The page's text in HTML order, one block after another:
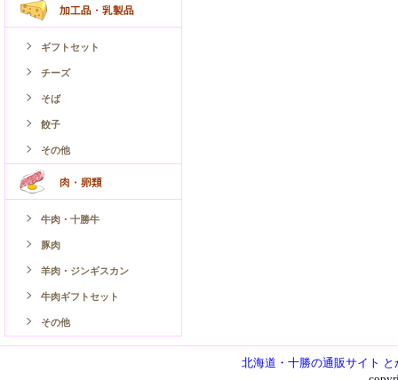
ギフトセット
チーズ
そば
餃子
その他
牛肉・十勝牛
豚肉
羊肉・ジンギスカン
牛肉ギフトセット
その他
北海道・十勝の通販サイト と